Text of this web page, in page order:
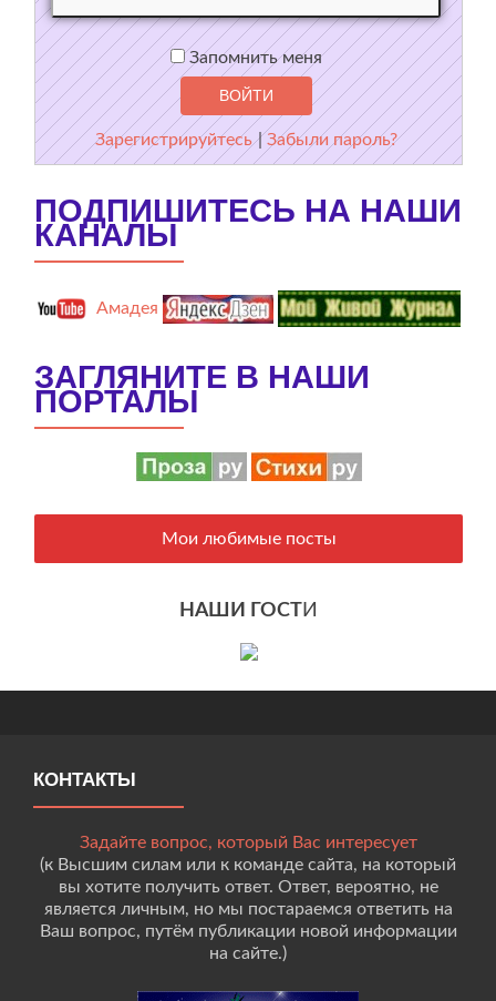
Запомнить меня
Зарегистрируйтесь |Забыли пароль?
ПОДПИШИТЕСЬ НА НАШИ
КАНАЛЫ
Амадея
ЗАГЛЯНИТЕ В НАШИ
ПОРТАЛЫ
Мои любимые посты
НАШИ ГОСТИ
КОНТАКТЫ
Задайте вопрос, который Вас интересует
(к Высшим силам или к команде сайта, на который
вы хотите получить ответ. Ответ, вероятно, не
является личным, но мы постараемся ответить на
Ваш вопрос, путём публикации новой информации
на сайте.)